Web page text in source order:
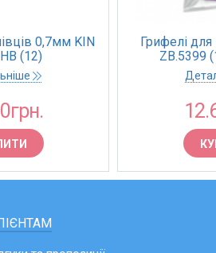
0,7мм KIN
(12)
Грифелі
ZB.5399